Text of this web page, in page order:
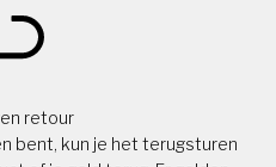
retour
bent, kun je het terugsturen